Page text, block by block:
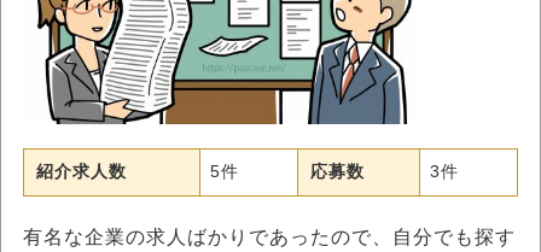
紹介求人数 5件 応募数 3件
有名な企業の求人ばかりであったので、自分でも探す